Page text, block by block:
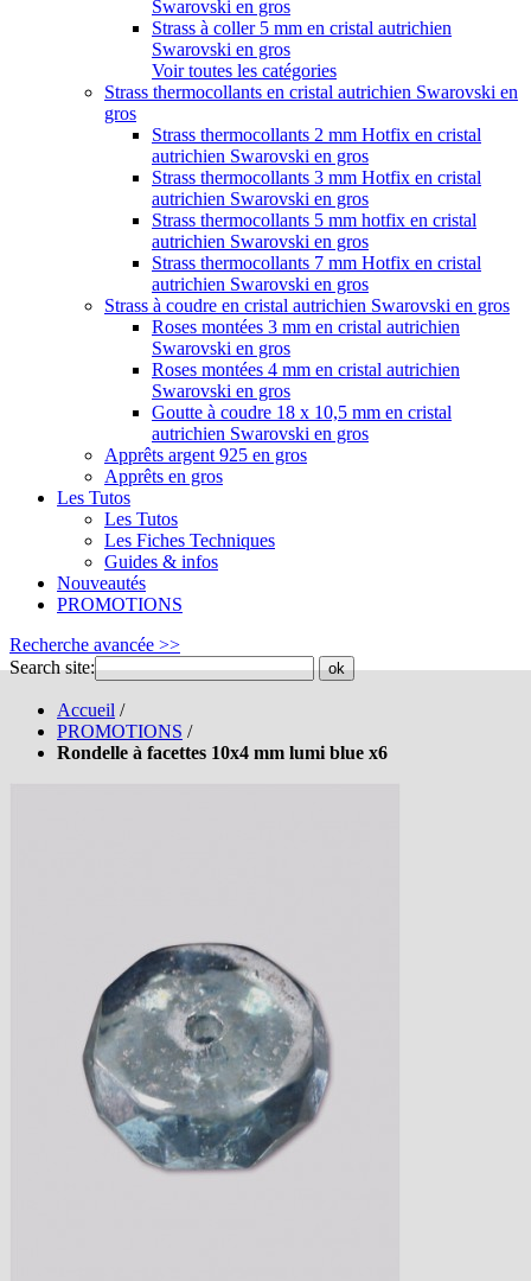
Swarovski en gros
Strass à coller 5 mm en cristal autrichien
Swarovski en gros
Voir toutes les catégories
Strass thermocollants en cristal autrichien Swarovski en
gros
Strass thermocollants 2 mm Hotfix en cristal
autrichien Swarovski en gros
Strass thermocollants 3 mm Hotfix en cristal
autrichien Swarovski en gros
Strass thermocollants 5 mm hotfix en cristal
autrichien Swarovski en gros
Strass thermocollants 7 mm Hotfix en cristal
autrichien Swarovski en gros
Strass à coudre en cristal autrichien Swarovski en gros
Roses montées 3 mm en cristal autrichien
Swarovski en gros
Roses montées 4 mm en cristal autrichien
Swarovski en gros
Goutte à coudre 18 x 10,5 mm en cristal
autrichien Swarovski en gros
Apprêts argent 925 en gros
Apprêts en gros
Les Tutos
Les Tutos
Les Fiches Techniques
Guides & infos
Nouveautés
PROMOTIONS
Recherche avancée >>
Search site:
ok
Accueil /
PROMOTIONS /
Rondelle à facettes 10x4 mm lumi blue x6